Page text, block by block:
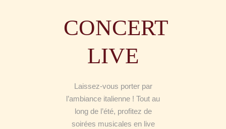
CONCERT
LIVE
Laissez-vous porter par
l’ambiance italienne ! Tout au
long de l’été, profitez de
soirées musicales en live